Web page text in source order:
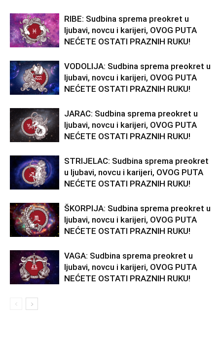
RIBE: Sudbina sprema preokret u
ljubavi, novcu i karijeri, OVOG PUTA
NEĆETE OSTATI PRAZNIH RUKU!
VODOLIJA: Sudbina sprema preokret u
ljubavi, novcu i karijeri, OVOG PUTA
NEĆETE OSTATI PRAZNIH RUKU!
JARAC: Sudbina sprema preokret u
ljubavi, novcu i karijeri, OVOG PUTA
NEĆETE OSTATI PRAZNIH RUKU!
STRIJELAC: Sudbina sprema preokret
u ljubavi, novcu i karijeri, OVOG PUTA
NEĆETE OSTATI PRAZNIH RUKU!
ŠKORPIJA: Sudbina sprema preokret u
ljubavi, novcu i karijeri, OVOG PUTA
NEĆETE OSTATI PRAZNIH RUKU!
VAGA: Sudbina sprema preokret u
ljubavi, novcu i karijeri, OVOG PUTA
NEĆETE OSTATI PRAZNIH RUKU!